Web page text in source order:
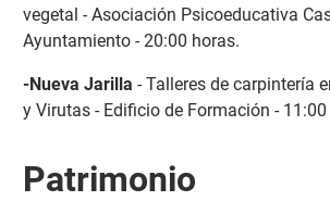
vegetal - Asociación Psicoeducativa
Ayuntamiento - 20:00 horas.
-Nueva Jarilla - Talleres de carpintería
y Virutas - Edificio de Formación -
Patrimonio